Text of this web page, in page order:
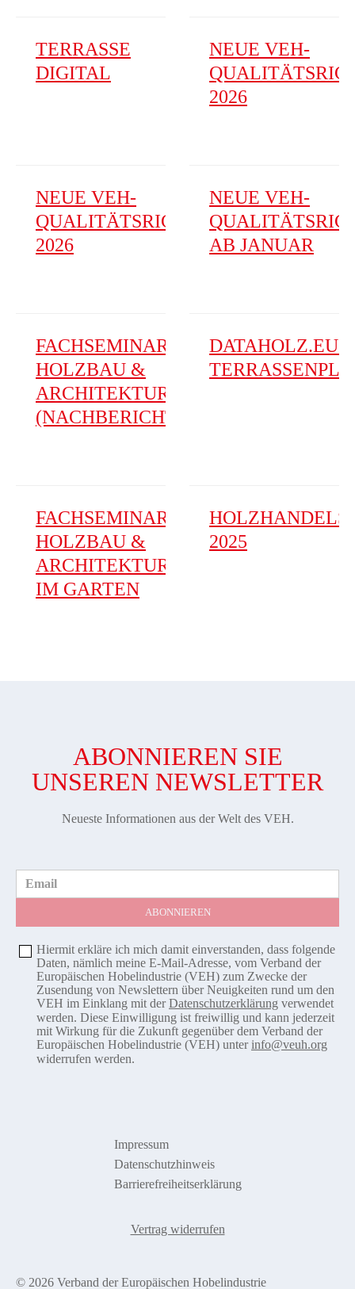
TERRASSE
DIGITAL
NEUE VEH-
2026
NEUE VEH-
QUALITÄTSRICHTLINIEN
2026
NEUE VEH-
AB JANUAR
FACHSEMINAR
HOLZBAU &
ARCHITEKTUR
(NACHBERICHT)
DATAHOLZ.EU –
FACHSEMINAR
HOLZBAU &
ARCHITEKTUR
IM GARTEN
2025
ABONNIEREN SIE
UNSEREN NEWSLETTER
Neueste Informationen aus der Welt des VEH.
Email
Hiermit erkläre ich mich damit einverstanden, dass folgende
Daten, nämlich meine E-Mail-Adresse, vom Verband der
Europäischen Hobelindustrie (VEH) zum Zwecke der
Zusendung von Newslettern über Neuigkeiten rund um den
VEH im Einklang mit derDatenschutzerklärung verwendet
werden. Diese Einwilligung ist freiwillig und kann jederzeit
mit Wirkung für die Zukunft gegenüber dem Verband der
Europäischen Hobelindustrie (VEH) unterinfo@veuh.org
widerrufen werden.
Impressum
Datenschutzhinweis
Barrierefreiheitserklärung
Vertrag widerrufen
© 2026 Verband der Europäischen Hobelindustrie